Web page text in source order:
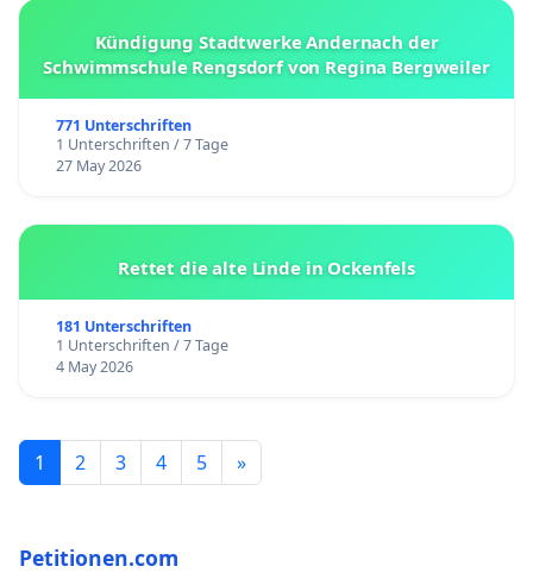
Kündigung Stadtwerke Andernach der
Schwimmschule Rengsdorf von Regina Bergweiler
771 Unterschriften
1 Unterschriften / 7 Tage
27 May 2026
Rettet die alte Linde in Ockenfels
181 Unterschriften
1 Unterschriften / 7 Tage
4 May 2026
1 2 3 4 5 »
Petitionen.com